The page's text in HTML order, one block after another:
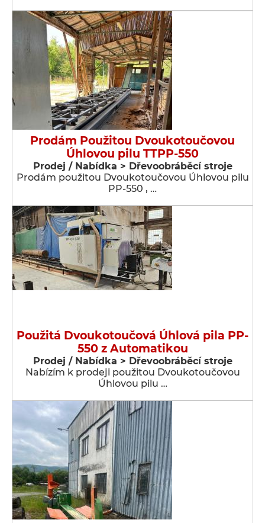
Prodám Použitou Dvoukotoučovou
Úhlovou pilu TTPP-550
Prodej / Nabídka > Dřevoobráběcí stroje
Prodám použitou Dvoukotoučovou Úhlovou pilu
PP-550 , …
Použitá Dvoukotoučová Úhlová pila PP-
550 z Automatikou
Prodej / Nabídka > Dřevoobráběcí stroje
Nabízím k prodeji použitou Dvoukotoučovou
Úhlovou pilu …